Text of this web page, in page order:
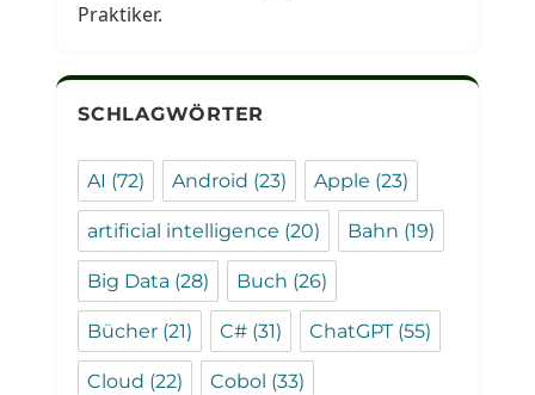
Praktiker.
SCHLAGWÖRTER
AI (72) Android (23) Apple (23)
artificial intelligence (20) Bahn (19)
Big Data (28) Buch (26)
Bücher (21) C# (31) ChatGPT(55)
Cloud (22) Cobol (33)